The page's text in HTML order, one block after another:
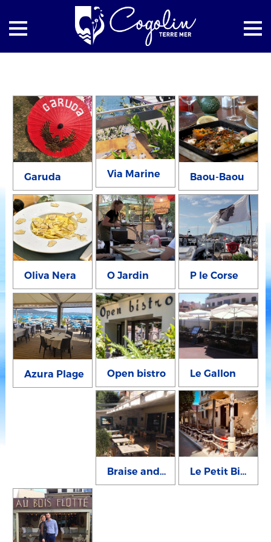
Garuda Via Marine Baou-Baou
Oliva Nera O Jardin P le Corse
Azura Plage Open bistro Le Gallon
Braise and Cow Le Petit Bistrot